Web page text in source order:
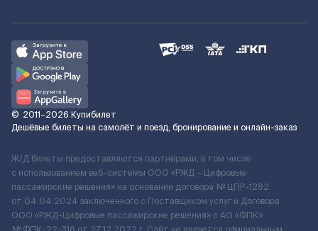
© 2011–2026 Купибилет
Дешёвые билеты на самолёт и поезд, бронирование и онлайн-заказ
Ж/Д билеты предоставляются партнёрами, в том числе
с использованием веб-системы ООО «РЖД – Цифровые
пассажирские решения» на основании договора № ЦПР-1282
от 04.04.2024 заключенного с Поставщиком услуг и Договора
ООО «РЖД-Цифровые пассажирские решения» c АО «ФПК»